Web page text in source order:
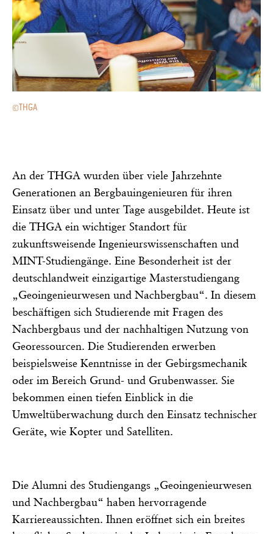
©THGA
An der THGA wurden über viele Jahrzehnte
Generationen an Bergbauingenieuren für ihren
Einsatz über und unter Tage ausgebildet. Heute ist
die THGA ein wichtiger Standort für
zukunftsweisende Ingenieurswissenschaften und
MINT-Studiengänge. Eine Besonderheit ist der
deutschlandweit einzigartige Masterstudiengang
„Geoingenieurwesen und Nachbergbau“. In diesem
beschäftigen sich Studierende mit Fragen des
Nachbergbaus und der nachhaltigen Nutzung von
Georessourcen. Die Studierenden erwerben
beispielsweise Kenntnisse in der Gebirgsmechanik
oder im Bereich Grund- und Grubenwasser. Sie
bekommen einen tiefen Einblick in die
Umweltüberwachung durch den Einsatz technischer
Geräte, wie Kopter und Satelliten.
Die Alumni des Studiengangs „Geoingenieurwesen
und Nachbergbau“ haben hervorragende
Karriereaussichten. Ihnen eröffnet sich ein breites